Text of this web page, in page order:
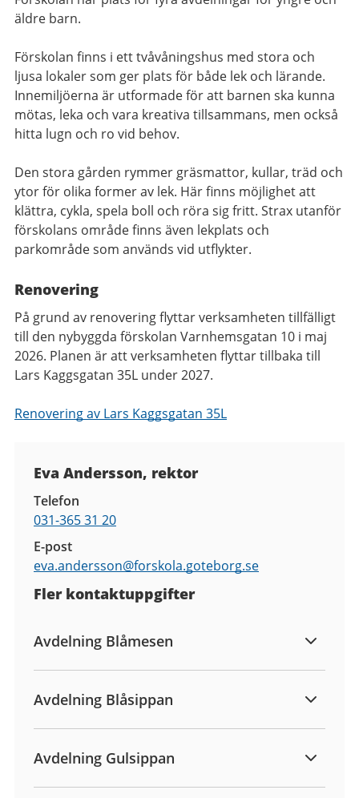
äldre barn.
Förskolan finns i ett tvåvåningshus med stora och
ljusa lokaler som ger plats för både lek och lärande.
Innemiljöerna är utformade för att barnen ska kunna
mötas, leka och vara kreativa tillsammans, men också
hitta lugn och ro vid behov.
Den stora gården rymmer gräsmattor, kullar, träd och
ytor för olika former av lek. Här finns möjlighet att
klättra, cykla, spela boll och röra sig fritt. Strax utanför
förskolans område finns även lekplats och
parkområde som används vid utflykter.
Renovering
På grund av renovering flyttar verksamheten tillfälligt
till den nybyggda förskolan Varnhemsgatan 10 i maj
2026. Planen är att verksamheten flyttar tillbaka till
Lars Kaggsgatan 35L under 2027.
Renovering av Lars Kaggsgatan 35L
Eva Andersson, rektor
Telefon
031-365 31 20
E-post
eva.andersson@forskola.goteborg.se
Fler kontaktuppgifter
Avdelning Blåmesen
Avdelning Blåsippan
Avdelning Gulsippan